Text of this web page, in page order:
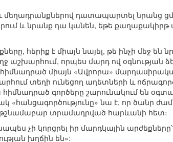
մեղադրանքներով դատապարտել նրանց
և նրանք դա կանեն, եթե քաղաքակիրթ
հերիք է միայն նայել, թե ինչի մեջ են
աշխարհում, որպես մարդ ով օգնության
հիմնադրած միայն «Ավրորա»
տեղի ունեցող աղետների և
գործերը շարունակում են
նա է, որ ծանր
թշնամաբար տրամադրված հարևանի հետ։
չի կորցրել իր մարդկային արժեքները՝
խղճին են»: